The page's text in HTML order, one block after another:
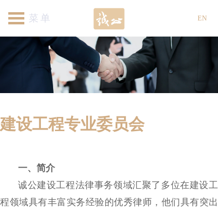
首页
关于我们
律师团队
专业领域
新闻资讯
各地机构
加入我们
联系我们 EN
建设工程专业委员会
一、 简介
诚公建设工程法律事务领域汇聚了多位在建设工
程领域具有丰富实务经验的优秀律师，他们具有突出